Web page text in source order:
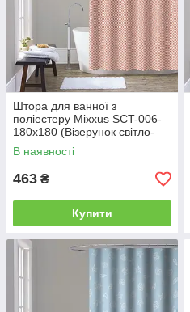
Штора для ванної з
поліестеру Mixxus SCT-006-
180x180 (Візерунок світло-
коричневий) (AC0647)
В наявності
463 ₴
Купити